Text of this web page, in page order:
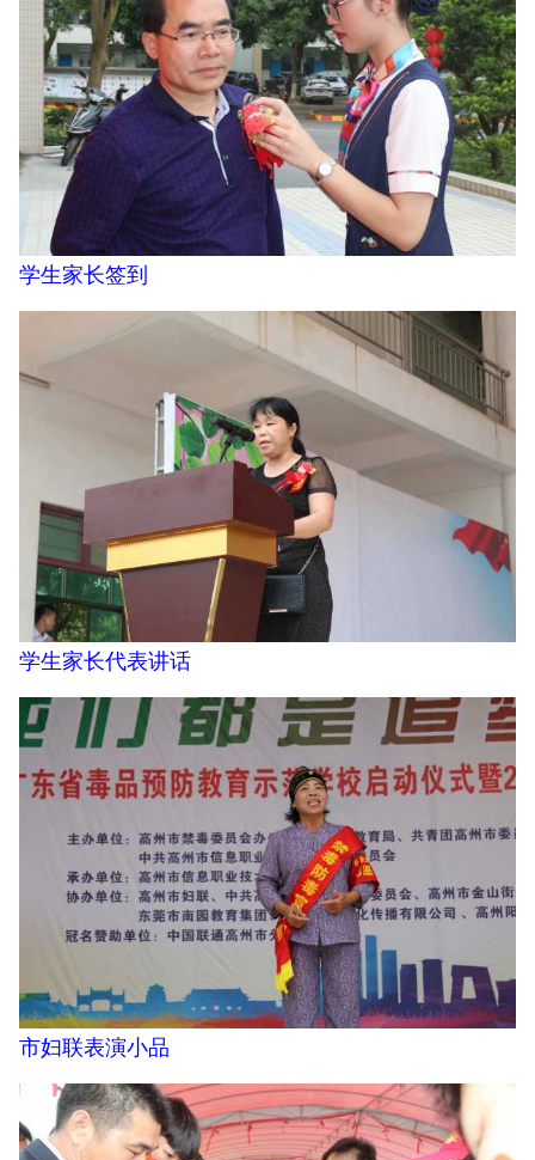
学生家长签到
学生家长代表讲话
市妇联表演小品